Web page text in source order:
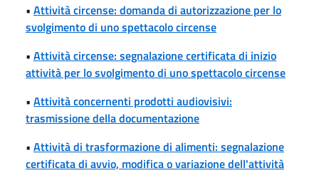
• Attività circense: domanda di autorizzazione per lo
svolgimento di uno spettacolo circense
• Attività circense: segnalazione certificata di inizio
attività per lo svolgimento di uno spettacolo circense
• Attività concernenti prodotti audiovisivi:
trasmissione della documentazione
• Attività di trasformazione di alimenti: segnalazione
certificata di avvio, modifica o variazione dell'attività